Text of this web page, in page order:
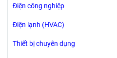
Điện công nghiệp
Điện lạnh (HVAC)
Thiết bị chuyên dụng